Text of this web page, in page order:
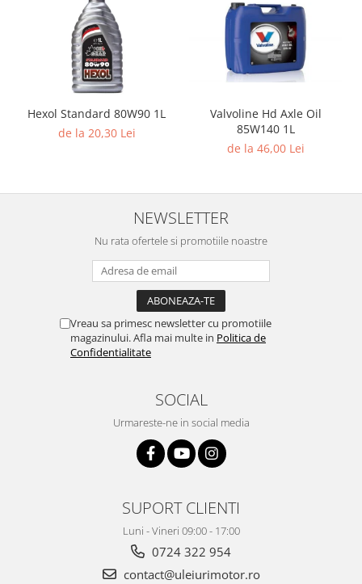
Hexol Standard 80W90 1L
de la 20,30 Lei
Valvoline Hd Axle Oil
85W140 1L
de la 46,00 Lei
NEWSLETTER
Nu rata ofertele si promotiile noastre
Vreau sa primesc newsletter cu promotiile
magazinului. Afla mai multe in Politica de
Confidentialitate
SOCIAL
Urmareste-ne in social media
SUPORT CLIENTI
Luni - Vineri 09:00 - 17:00
0724 322 954
contact@uleiurimotor.ro